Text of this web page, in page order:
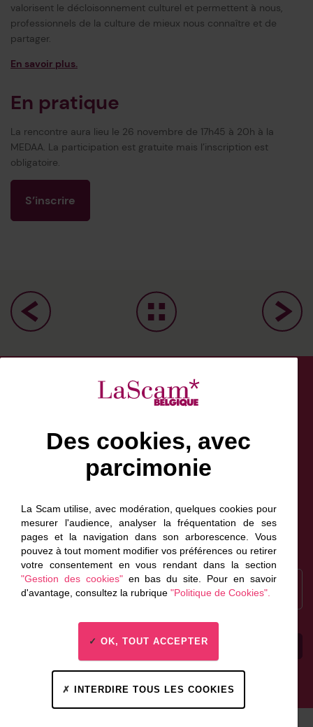
valorisent le décloisonnement culturel et permettent à nous,
professionnels de la culture de mieux nous connaître et de
partager.
En savoir plus.
En pratique
La rencontre aura lieu le 26 novembre de 17h45 à 20h à la
MEDAA. La participation est gratuite mais l’inscription est
obligatoire.
S’inscrire
BlueskyLinkedin
Instagram
NewsLetter
Scam Canada
Recrutement
Inscrivez-vous à la
newsletter
Espace presse Contactez-nous
Des cookies, avec
parcimonie
La Scam utilise, avec modération, quelques cookies pour
mesurer l'audience, analyser la fréquentation de ses
pages et la navigation dans son arborescence. Vous
pouvez à tout moment modifier vos préférences ou retirer
votre consentement en vous rendant dans la section
"Gestion des cookies"en bas du site. Pour en savoir
d'avantage, consultez la rubrique "Politique de Cookies".
OK, TOUT ACCEPTER
INTERDIRE TOUS LES COOKIES